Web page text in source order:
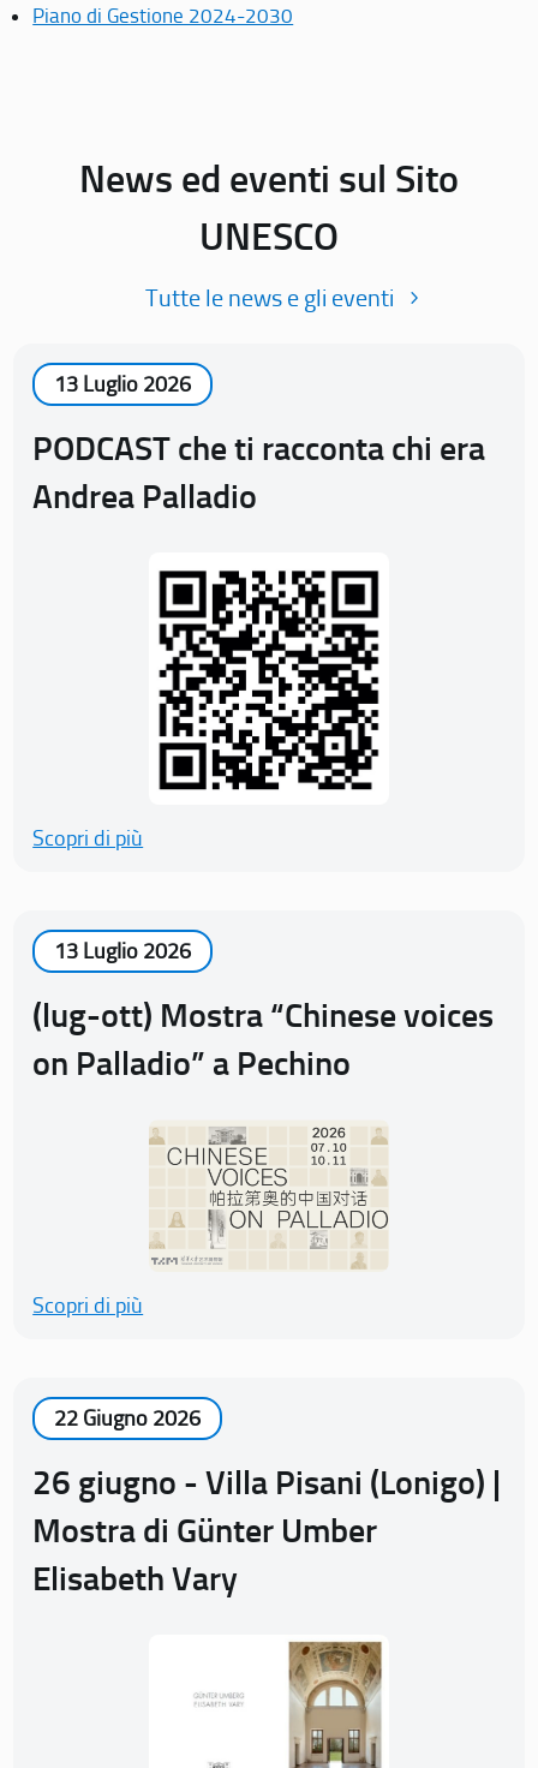
Piano di Gestione 2024-2030
News ed eventi sul Sito
UNESCO
Tutte le news e gli eventi
13 Luglio 2026
PODCAST che ti racconta chi era
Andrea Palladio
Scopri di più
13 Luglio 2026
(lug-ott) Mostra “Chinese voices
on Palladio” a Pechino
Scopri di più
22 Giugno 2026
26 giugno - Villa Pisani (Lonigo) |
Mostra di Günter Umber
Elisabeth Vary